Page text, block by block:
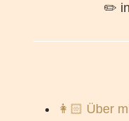
✏️
👩🏻 Über